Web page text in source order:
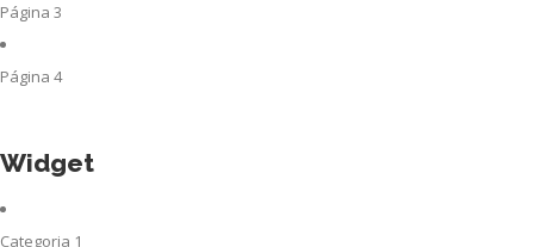
Página 3
Página 4
Widget
Categoria 1